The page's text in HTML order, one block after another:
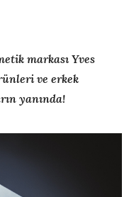
markası Yves
ve erkek
yanında!